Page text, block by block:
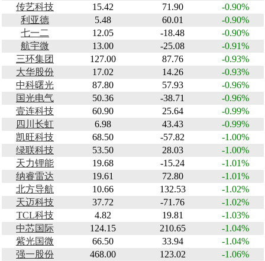
传艺科技
15.42 71.90
-0.90%
利亚德
5.48 60.01
-0.90%
七一二
12.05 -18.48
-0.90%
航宇微
13.00 -25.08
-0.91%
三环集团
127.00 87.76
-0.93%
大华股份
17.02 14.26
-0.93%
中科曙光
87.80 57.93
-0.96%
国光电气
50.36 -38.71
-0.96%
壹连科技
60.90 25.64
-0.99%
四川长虹
6.98 43.43
-0.99%
凯旺科技
68.50 -57.82
-1.00%
绿联科技
53.50 28.03
-1.00%
天力锂能
19.68 -15.24
-1.01%
纳睿雷达
19.61 72.80
-1.01%
北方导航
10.66 132.53
-1.02%
天迈科技
37.72 -71.76
-1.02%
TCL科技
4.82 19.81
-1.03%
中芯国际
124.15 210.65
-1.04%
紫光国微
66.50 33.94
-1.04%
强一股份
468.00 123.02
-1.06%